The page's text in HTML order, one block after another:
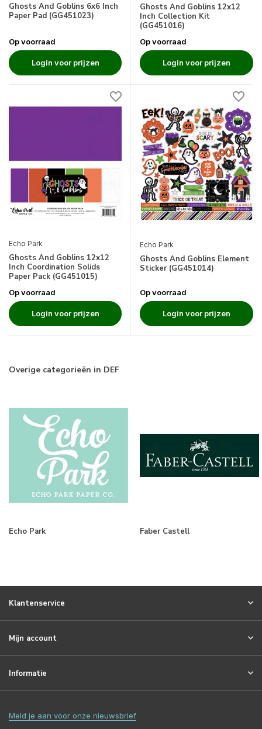
Ghosts And Goblins 6x6 Inch
Paper Pad (GG451023)
Op voorraad
Login voor prijzen
Ghosts And Goblins 12x12
Inch Collection Kit
(GG451016)
Op voorraad
Login voor prijzen
Echo Park
Ghosts And Goblins 12x12
Inch Coordination Solids
Paper Pack (GG451015)
Op voorraad
Login voor prijzen
Echo Park
Ghosts And Goblins Element
Sticker (GG451014)
Op voorraad
Login voor prijzen
Overige categorieën in DEF
Echo Park Faber Castell
Klantenservice
Mijn account
Informatie
Meld je aan voor onze nieuwsbrief